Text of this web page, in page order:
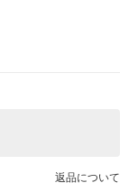
返品について